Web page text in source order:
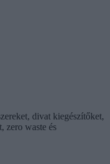
divat kiegészítőket,
zero waste és